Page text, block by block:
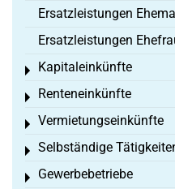
Ersatzleistungen
Ersatzleistungen
Kapitaleinkünfte
Toggle menu
Renteneinkünfte
Toggle menu
Vermietungseinkünfte
Toggle menu
Selbständige
Toggle menu
Gewerbebetriebe
Toggle menu